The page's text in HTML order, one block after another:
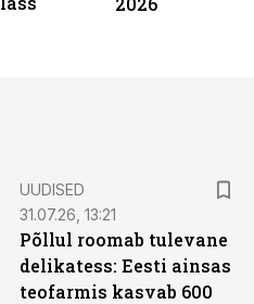
UUDISED
31.07.26, 13:21
Põllul roomab tulevane
delikatess: Eesti ainsas
teofarmis kasvab 600